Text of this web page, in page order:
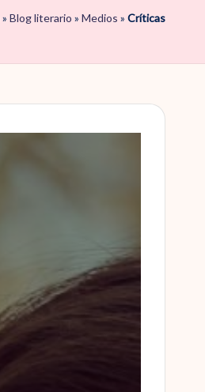
» Blog literario » Medios » Críticas